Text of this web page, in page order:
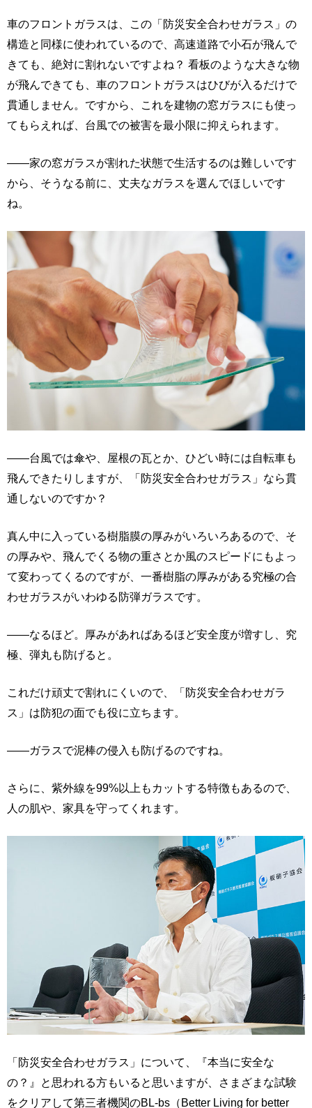
車のフロントガラスは、この「防災安全合わせガラス」の
構造と同様に使われているので、高速道路で小石が飛んで
きても、絶対に割れないですよね？ 看板のような大きな物
が飛んできても、車のフロントガラスはひびが入るだけで
貫通しません。ですから、これを建物の窓ガラスにも使っ
てもらえれば、台風での被害を最小限に抑えられます。
――家の窓ガラスが割れた状態で生活するのは難しいです
から、そうなる前に、丈夫なガラスを選んでほしいです
ね。
――台風では傘や、屋根の瓦とか、ひどい時には自転車も
飛んできたりしますが、「防災安全合わせガラス」なら貫
通しないのですか？
真ん中に入っている樹脂膜の厚みがいろいろあるので、そ
の厚みや、飛んでくる物の重さとか風のスピードにもよっ
て変わってくるのですが、一番樹脂の厚みがある究極の合
わせガラスがいわゆる防弾ガラスです。
――なるほど。厚みがあればあるほど安全度が増すし、究
極、弾丸も防げると。
これだけ頑丈で割れにくいので、「防災安全合わせガラ
ス」は防犯の面でも役に立ちます。
――ガラスで泥棒の侵入も防げるのですね。
さらに、紫外線を99%以上もカットする特徴もあるので、
人の肌や、家具を守ってくれます。
「防災安全合わせガラス」について、『本当に安全な
の？』と思われる方もいると思いますが、さまざまな試験
をクリアして第三者機関のBL-bs（Better Living for better